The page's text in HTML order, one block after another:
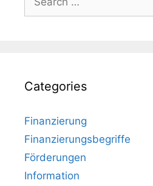
for:
Categories
Finanzierung
Finanzierungsbegriffe
Förderungen
Information